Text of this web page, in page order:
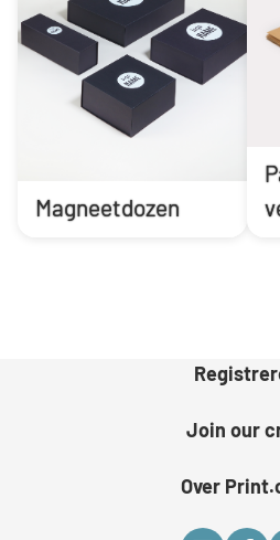
Magneetdozen
Join our
Over